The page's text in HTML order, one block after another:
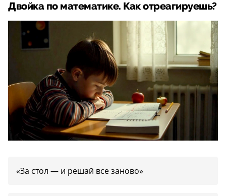
Двойка по математике. Как отреагируешь?
«За стол — и решай все заново»